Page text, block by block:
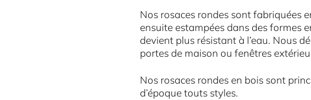
Nos rosaces rondes sont fabriquées
ensuite estampées dans des formes
devient plus résistant à l’eau. Nous
portes de maison ou fenêtres
Nos rosaces rondes en bois sont
d’époque touts styles.